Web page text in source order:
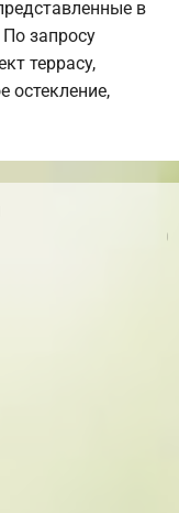
в
запросу
террасу,
остекление,